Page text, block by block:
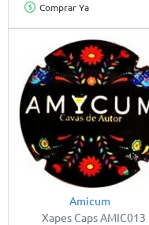
Comprar Ya
Amicum
Xapes Caps AMIC013